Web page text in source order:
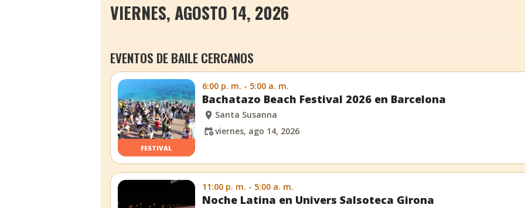
VIERNES, AGOSTO 14, 2026
EVENTOS DE BAILE CERCANOS
FESTIVAL
6:00 p. m. - 5:00 a. m.
Bachatazo Beach Festival 2026 en Barcelona
Santa Susanna
viernes, ago 14, 2026
11:00 p. m. - 5:00 a. m.
Noche Latina en Univers Salsoteca Girona